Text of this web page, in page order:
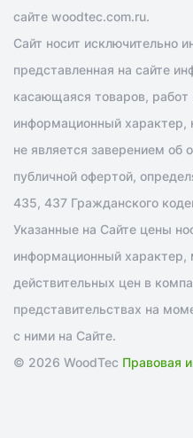
сайте woodtec.com.ru.
Сайт носит исключительно
представленная на сайте
касающаяся товаров, работ
информационный
не является заверением об
публичной офертой,
435, 437 Гражданского
Указанные на Сайте цены
информационный характер,
действительных цен в
представительствах на
с ними на Сайте.
© 2026 WoodTec Правовая